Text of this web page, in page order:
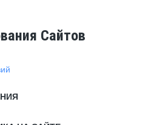
Сайтов